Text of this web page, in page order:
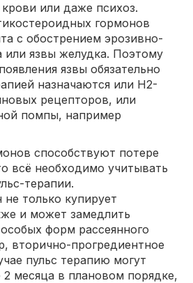
или даже психоз.
гормонов
с обострением эрозивно-
или язвы желудка. Поэтому
язвы обязательно
назначаются или H2-
рецепторов, или
помпы, например
способствуют потере
всё необходимо учитывать
терапии.
только купирует
и может замедлить
форм рассеянного
вторично-прогредиентное
пульс терапию могут
месяца в плановом порядке,